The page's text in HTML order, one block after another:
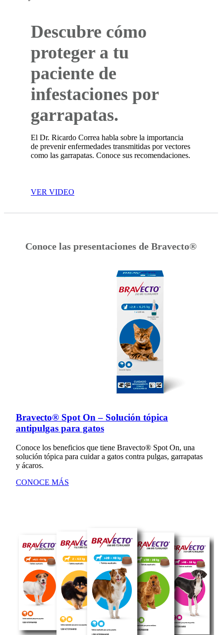
Descubre cómo
proteger a tu
paciente de
infestaciones por
garrapatas.
El Dr. Ricardo Correa habla sobre la importancia
de prevenir enfermedades transmitidas por vectores
como las garrapatas. Conoce sus recomendaciones.
VER VIDEO
Conoce las presentaciones de Bravecto®
Bravecto® Spot On – Solución tópica
antipulgas para gatos
Conoce los beneficios que tiene Bravecto® Spot On, una
solución tópica para cuidar a gatos contra pulgas, garrapatas
y ácaros.
CONOCE MÁS